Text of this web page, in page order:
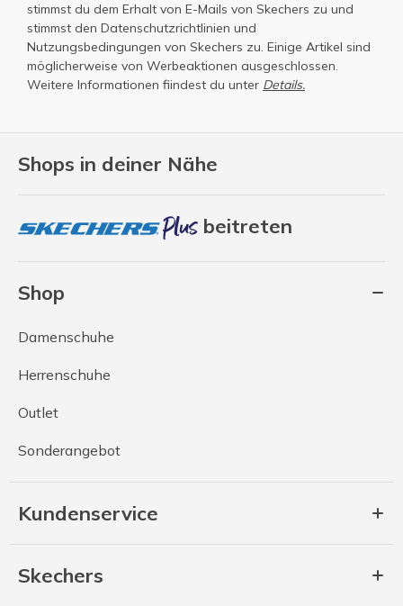
Shops in deiner Nähe
beitreten
Shop
Damenschuhe
Herrenschuhe
Outlet
Sonderangebot
Kundenservice
Skechers
stimmst du dem Erhalt von E-Mails von Skechers zu und
stimmst den Datenschutzrichtlinien und
Nutzungsbedingungen von Skechers zu. Einige Artikel sind
möglicherweise von Werbeaktionen ausgeschlossen.
Weitere Informationen fiindest du unter Details.